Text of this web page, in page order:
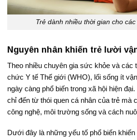
Trẻ dành nhiều thời gian cho
Nguyên nhân khiến trẻ lười
Theo nhiều chuyên gia sức khỏe và các
chức Y tế Thế giới (WHO), lối sống ít
ngày càng phổ biến trong xã hội hiện
chỉ đến từ thói quen cá nhân của trẻ mà
công nghệ, môi trường sống và cách
Dưới đây là những yếu tố phổ biến khiến